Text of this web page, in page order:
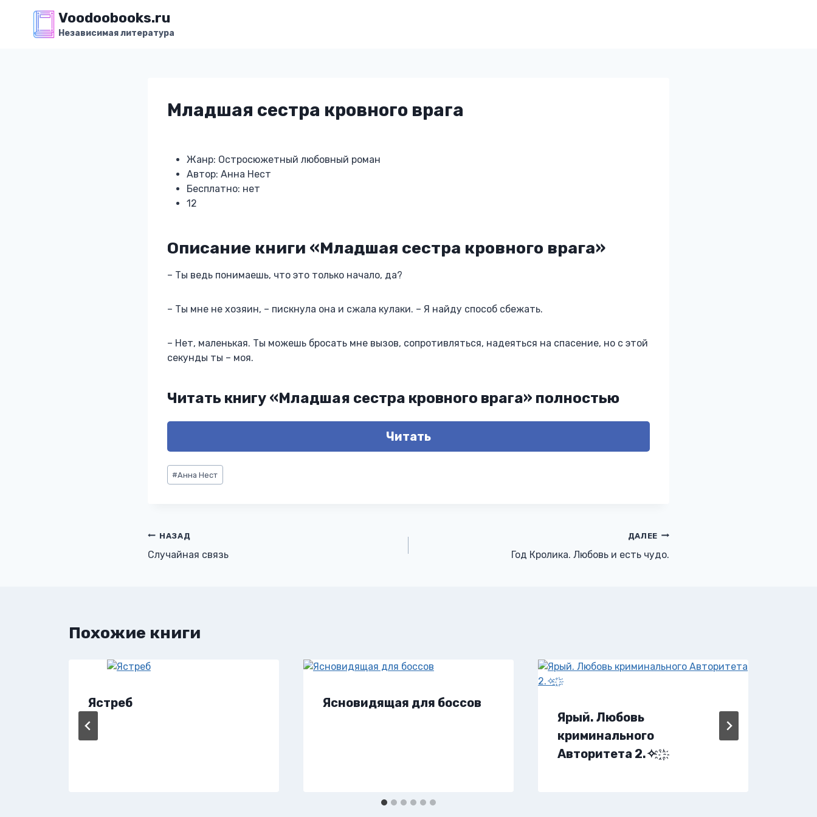
содержимому
Voodoobooks.ru
Независимая литература
Младшая сестра кровного врага
Жанр: Остросюжетный любовный роман
Автор: Анна Нест
Бесплатно: нет
12
Описание книги «Младшая сестра кровного врага»
– Ты ведь понимаешь, что это только начало, да?
– Ты мне не хозяин, – пискнула она и сжала кулаки. – Я найду способ сбежать.
– Нет, маленькая. Ты можешь бросать мне вызов, сопротивляться, надеяться на спасение, но с этой
секунды ты – моя.
Читать книгу «Младшая сестра кровного врага» полностью
Читать
Метки
записи:
#Анна Нест
Навигация
по
НАЗАД
Случайная связь
ДАЛЕЕ
Год Кролика. Любовь и есть чудо.
Похожие книги
Ястреб
Ясновидящая для боссов
Ярый. Любовь
криминального
Авторитета 2.✧ ҈ ҉